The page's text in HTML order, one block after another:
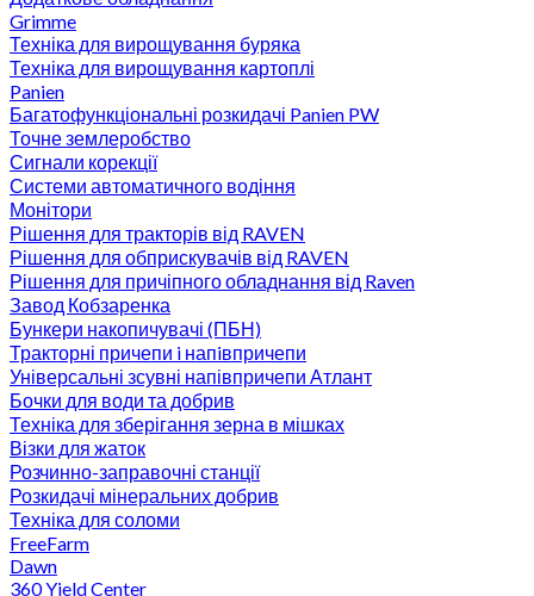
Grimme
Техніка для вирощування буряка
Техніка для вирощування картоплі
Panien
Багатофункціональні розкидачі Panien PW
Точне землеробство
Сигнали корекції
Системи автоматичного водіння
Монітори
Рішення для тракторів від RAVEN
Рішення для обприскувачів від RAVEN
Рішення для причіпного обладнання від Raven
Завод Кобзаренка
Бункери накопичувачі (ПБН)
Тракторні причепи i напiвпричепи
Універсальні зсувні напівпричепи Атлант
Бочки для води та добрив
Техніка для зберігання зерна в мішках
Візки для жаток
Розчинно-заправочні станції
Розкидачі мінеральних добрив
Техніка для соломи
FreeFarm
Dawn
360 Yield Center